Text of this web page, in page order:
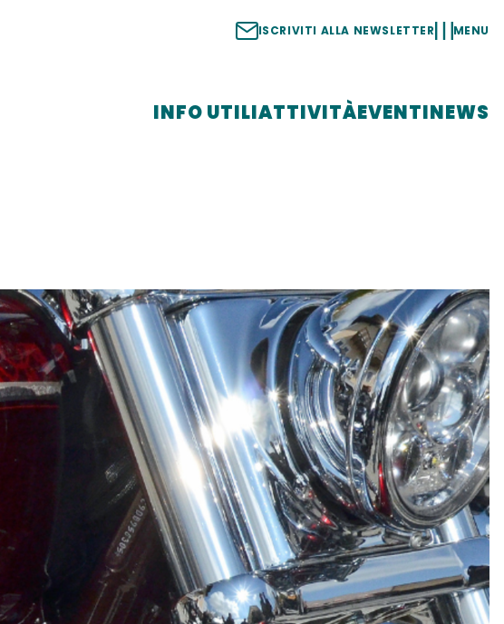
ISCRIVITI ALLA NEWSLETTER MENU
INFO UTILIATTIVITÀEVENTINEWS